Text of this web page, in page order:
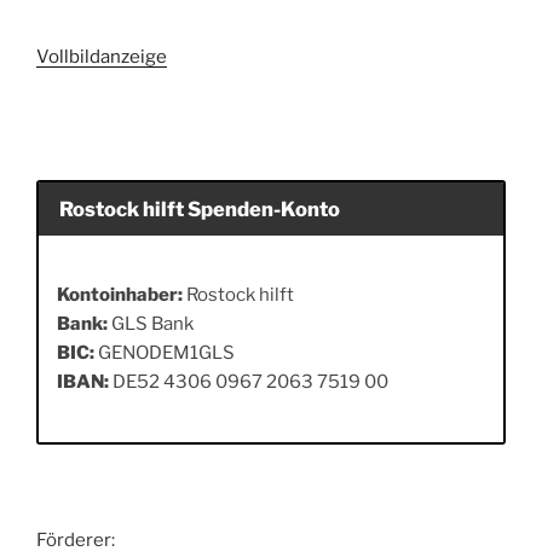
Vollbildanzeige
Rostock hilft Spenden-Konto
Kontoinhaber: Rostock hilft
Bank: GLS Bank
BIC: GENODEM1GLS
IBAN: DE52 4306 0967 2063 7519 00
Förderer: